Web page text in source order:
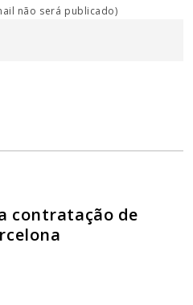
não será publicado)
contratação de